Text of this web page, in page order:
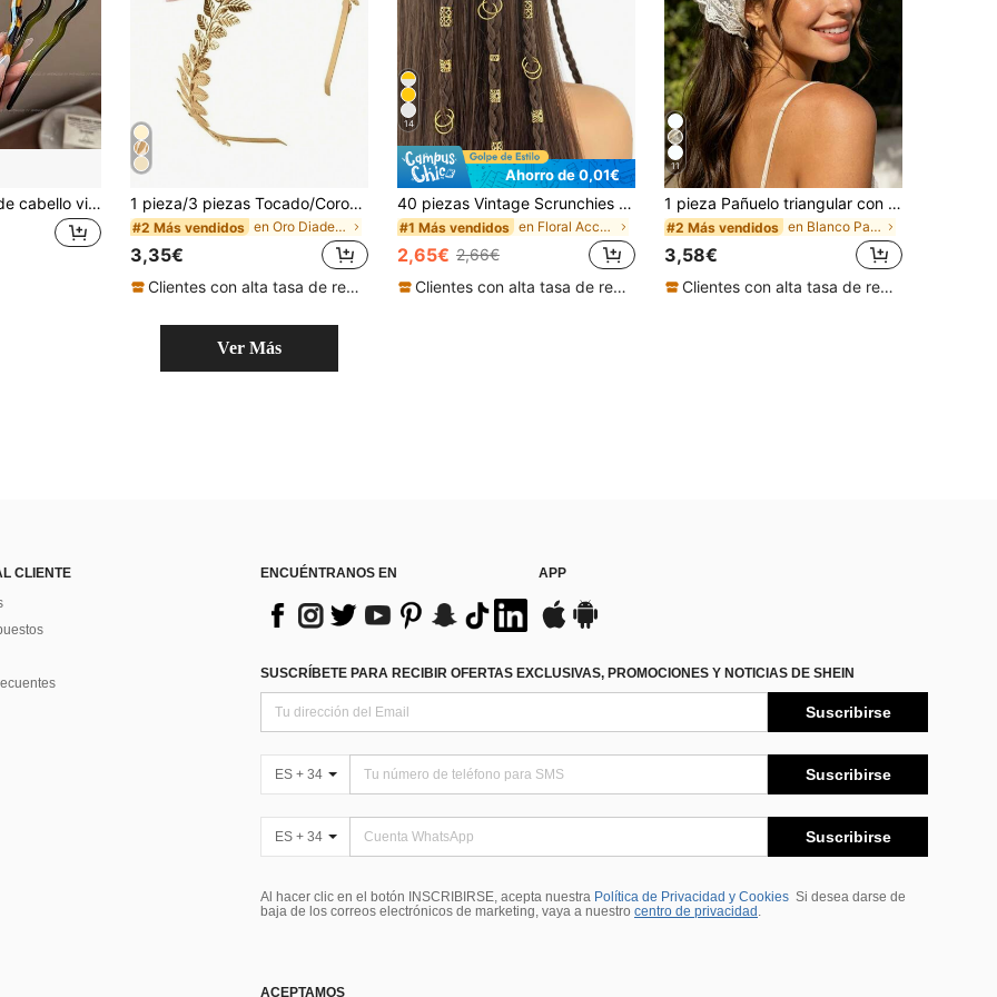
1/4 piezas Pinzas de cabello vintage con patrón ondulado en forma de U - Adecuado para cabello grueso y fino, accesorios de cabello retro para trenzas, coletas, moños y peinados recogidos 1 pieza/3 piezas Tocado/Corona de rama con hoja de oro/Accesorio de tocado de novia y boda, Accesorios de diosa griega, Diadema, Coletero, Cinta para el cabello, Accesorios de belleza y hogar para el cabello
#2 Más vendidos en Oro Diademas
3,35€
Clientes con alta tasa de repetición
14
Ahorro de 0,01€
40 piezas Vintage Scrunchies de metal hueco, Pasadores de pelo, Anillos de pelo, Accesorios para el cabello para trenzas, Verano, Accesorios para la cabeza, Horquillas, Estilo bohemio
#1 Más vendidos en Floral Accesorios para el cabello de las mujere
2,65€ 2,66€
Clientes con alta tasa de repetición
11
1 pieza Pañuelo triangular con ribete de encaje floral bohemio de moda, accesorio para mujer, pañuelos para vacaciones
#2 Más vendidos en Blanco Pañuelos
3,58€
Clientes con alta tasa de repetición
Ver Más
CLIENTE
ENCUÉNTRANOS EN APP
SUSCRÍBETE PARA RECIBIR OFERTAS EXCLUSIVAS, PROMOCIONES Y NOTICIAS DE SHEIN
Suscribirse
ES + 34 Suscribirse
ES + 34 Suscribirse
Al hacer clic en el botón INSCRIBIRSE, acepta nuestra Política de Privacidad y Cookies Si desea darse de
baja de los correos electrónicos de marketing, vaya a nuestro centro de privacidad .
ACEPTAMOS